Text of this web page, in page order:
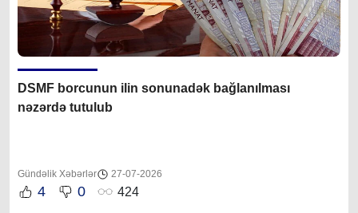
DSMF borcunun ilin sonunadək bağlanılması
nəzərdə tutulub
Gündəlik Xəbərlər 27-07-2026
4 0 424